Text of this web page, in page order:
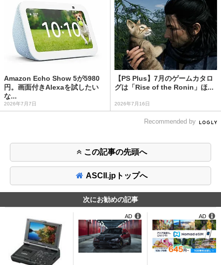
Amazon Echo Show 5が5980
円。画面付きAlexaを試したい
な...
2026年7月7日
【PS Plus】7月のゲームカタロ
グは「Rise of the Ronin」ほ...
2026年7月16日
Recommended by
この記事の先頭へ
ASCII.jpトップへ
次にお勧めの記事
AD AD